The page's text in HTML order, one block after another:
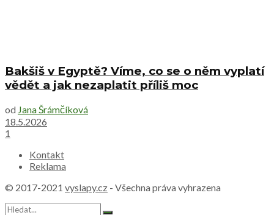
Bakšiš v Egyptě? Víme, co se o něm vyplatí
vědět a jak nezaplatit příliš moc
od Jana Šrámčíková
18.5.2026
1
Kontakt
Reklama
© 2017-2021 vyslapy.cz - Všechna práva vyhrazena